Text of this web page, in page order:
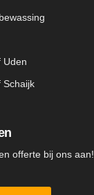
Uden
Schaijk
offerte bij ons aan!